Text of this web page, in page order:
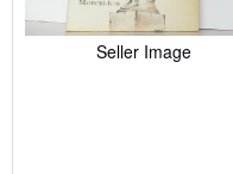
Seller Image